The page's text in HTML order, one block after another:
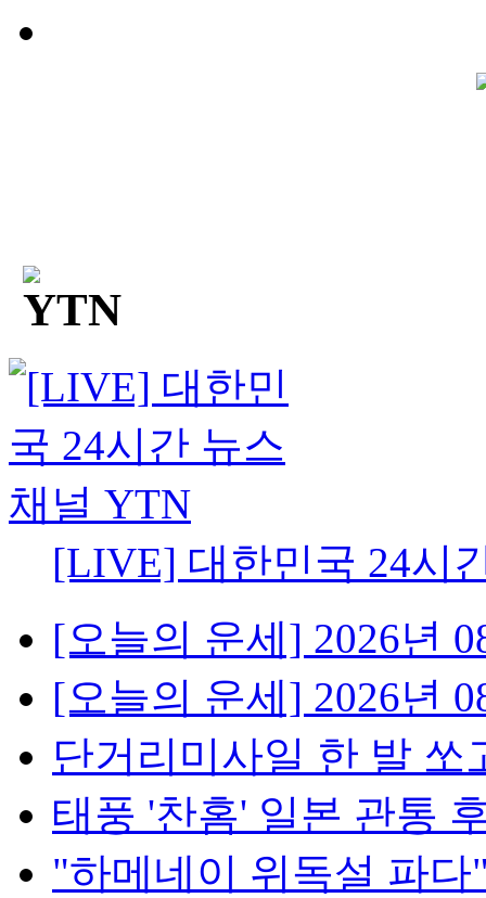
[LIVE] 대한민국 24시
[오늘의 운세] 2026년
[오늘의 운세] 2026년
단거리미사일 한 발 쏘
태풍 '찬홈' 일본 관통
"하메네이 위독설 파다